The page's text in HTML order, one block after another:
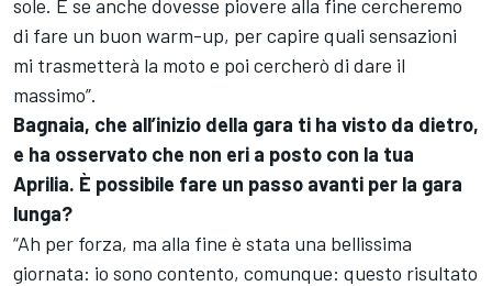
sole. E se anche dovesse piovere alla fine cercheremo
di fare un buon warm-up, per capire quali sensazioni
mi trasmetterà la moto e poi cercherò di dare il
massimo”.
Bagnaia, che all’inizio della gara ti ha visto da dietro,
e ha osservato che non eri a posto con la tua
Aprilia. È possibile fare un passo avanti per la gara
lunga?
“Ah per forza, ma alla fine è stata una bellissima
giornata: io sono contento, comunque: questo risultato